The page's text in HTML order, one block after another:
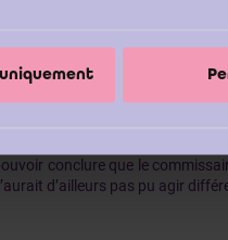
été remis au commissaire
l’AGO. Si dans une telle
conclure que le
d’ailleurs pas pu agir